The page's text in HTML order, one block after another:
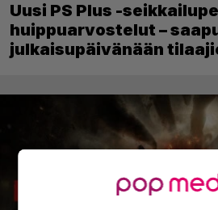
Uusi PS Plus -
huippuarvostelut –
julkaisupäivänään